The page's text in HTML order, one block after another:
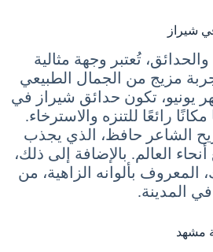
شيراز
تُعتبر وجهة مثالية
مزيج من الجمال الطبيعي
يونيو، تكون حدائق شيراز في
رائعًا للتنزه والاسترخاء.
الشاعر حافظ، الذي يجذب
العالم. بالإضافة إلى ذلك،
بألوانه الزاهية، من
في المدينة.
مشهد